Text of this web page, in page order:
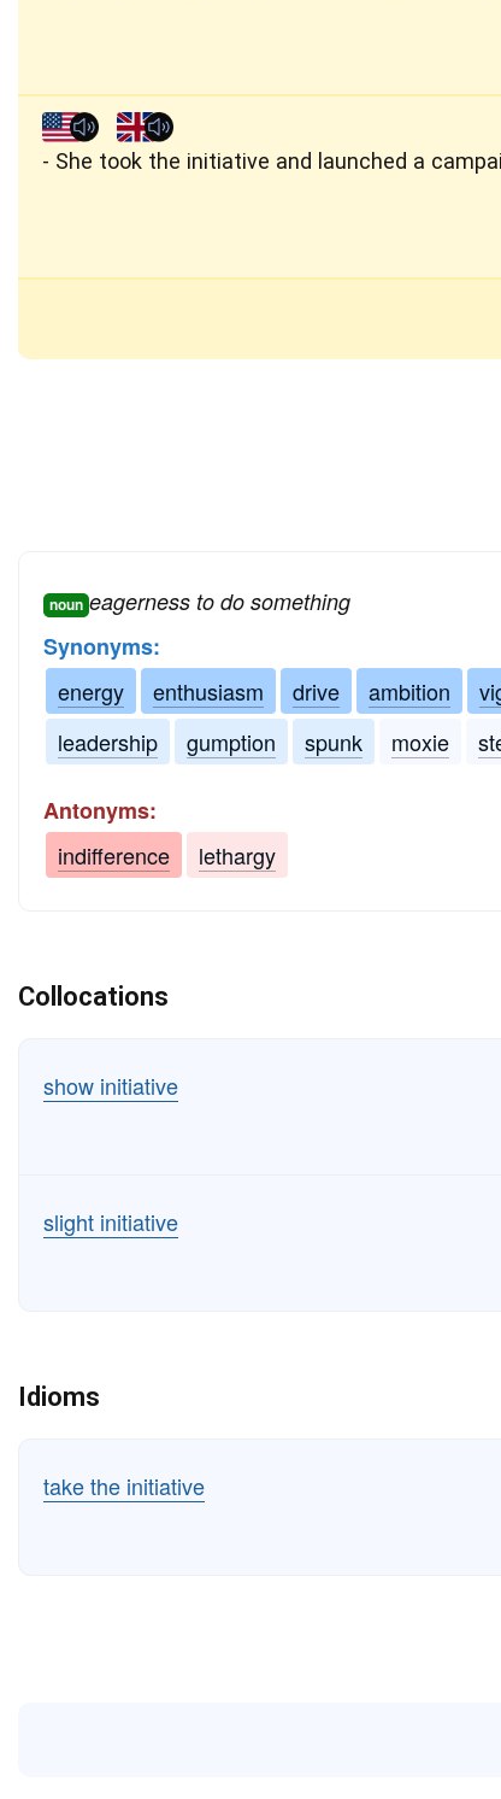
She took the initiative and launched a
noun eagerness to do something
Synonyms:
energy
enthusiasm drive ambition
leadership
gumption spunk moxie
Antonyms:
indifference
lethargy
Collocations
show initiative
slight initiative
Idioms
take the initiative